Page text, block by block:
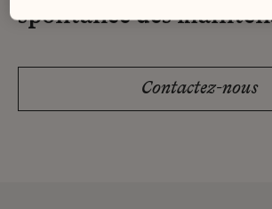
spontanée dès
Contactez-nous